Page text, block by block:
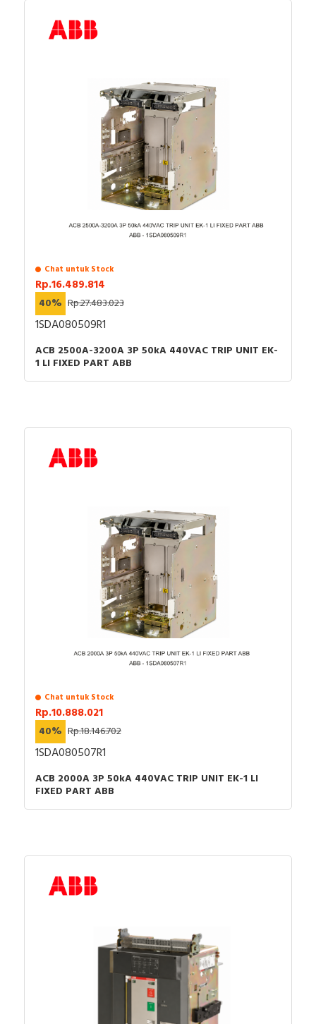
Chat untuk Stock
Rp.16.489.814
40% Rp.27.483.023
1SDA080509R1
ACB 2500A-3200A 3P 50kA 440VAC TRIP UNIT EK-
1 LI FIXED PART ABB
Chat untuk Stock
Rp.10.888.021
40% Rp.18.146.702
1SDA080507R1
ACB 2000A 3P 50kA 440VAC TRIP UNIT EK-1 LI
FIXED PART ABB